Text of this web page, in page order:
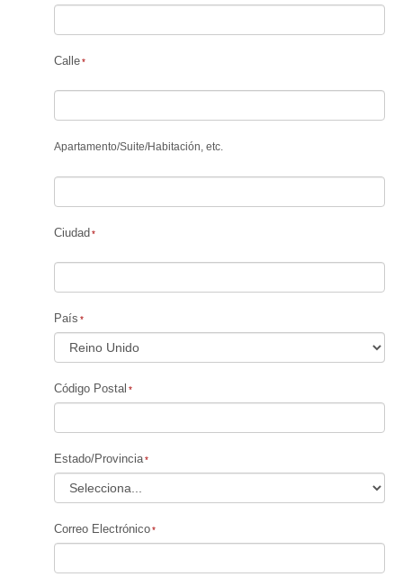
Calle
Apartamento/Suite/Habitación, etc.
Ciudad
País
Código Postal
Estado/Provincia
Correo Electrónico